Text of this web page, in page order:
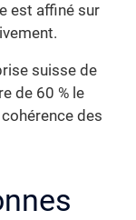
est affiné sur
suisse de
de 60 % le
des